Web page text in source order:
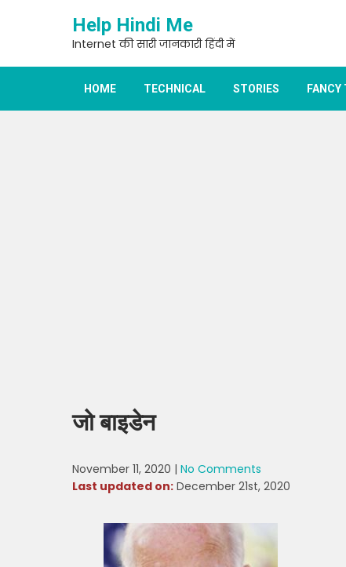
Help Hindi Me
Internet की सारी जानकारी हिंदी में
HOME TECHNICAL STORIES FANCY
जो बाइडेन
November 11, 2020 | No Comments
Last updated on: December 21st, 2020